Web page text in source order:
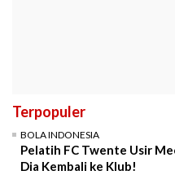
Terpopuler
BOLA INDONESIA
Pelatih FC Twente Usir
Dia Kembali ke Klub!